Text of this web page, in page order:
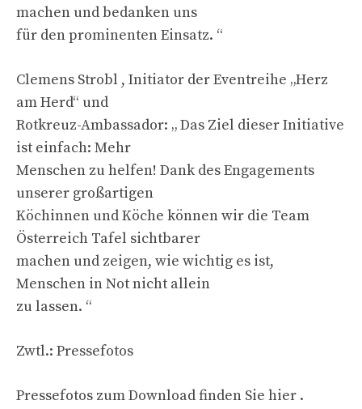
machen und bedanken uns
für den prominenten Einsatz. “
Clemens Strobl , Initiator der Eventreihe „Herz
am Herd“ und
Rotkreuz-Ambassador: „ Das Ziel dieser Initiative
ist einfach: Mehr
Menschen zu helfen! Dank des Engagements
unserer großartigen
Köchinnen und Köche können wir die Team
Österreich Tafel sichtbarer
machen und zeigen, wie wichtig es ist,
Menschen in Not nicht allein
zu lassen. “
Zwtl.: Pressefotos
Pressefotos zum Download finden Sie hier .